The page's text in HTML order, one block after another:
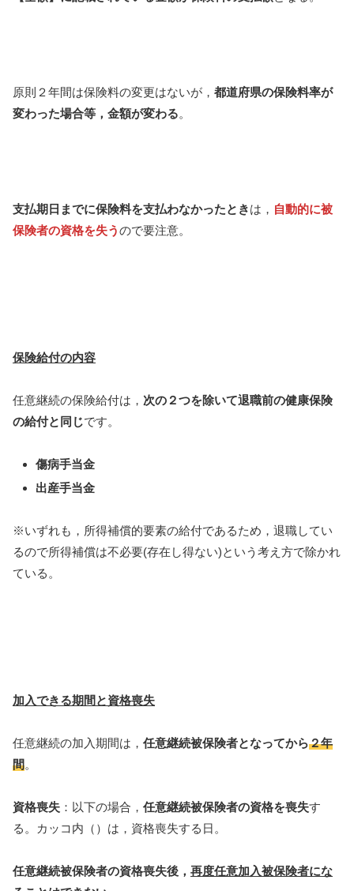
原則２年間は保険料の変更はないが， 都道府県の保険料率が
変わった場合等，金額が変わる。
支払期日までに保険料を支払わなかったときは， 自動的に被
保険者の資格を失うので要注意。
保険給付の内容
任意継続の保険給付は， 次の２つを除いて退職前の健康保険
の給付と同じです。
傷病手当金
出産手当金
※いずれも，所得補償的要素の給付であるため，退職してい
るので所得補償は不必要(存在し得ない)という考え方で除かれ
ている。
加入できる期間と資格喪失
任意継続の加入期間は， 任意継続被保険者となってから２年
間。
資格喪失 ：以下の場合， 任意継続被保険者の資格を喪失す
る。カッコ内（）は，資格喪失する日。
任意継続被保険者の資格喪失後， 再度任意加入被保険者にな